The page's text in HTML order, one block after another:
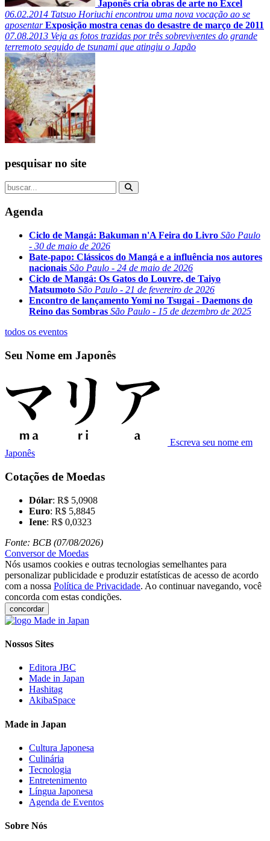
Japonês cria obras de arte no Excel
06.02.2014 Tatsuo Horiuchi encontrou uma nova vocação ao se
aposentar Exposição mostra cenas do desastre de março de 2011
07.08.2013 Veja as fotos trazidas por três sobreviventes do grande
terremoto seguido de tsunami que atingiu o Japão
pesquisar no site
Agenda
Ciclo de Mangá: Bakuman n'A Feira do Livro São Paulo
- 30 de maio de 2026
Bate-papo: Clássicos do Mangá e a influência nos autores
nacionais São Paulo - 24 de maio de 2026
Ciclo de Mangá: Os Gatos do Louvre, de Taiyo
Matsumoto São Paulo - 21 de fevereiro de 2026
Encontro de lançamento Yomi no Tsugai - Daemons do
Reino das Sombras São Paulo - 15 de dezembro de 2025
todos os eventos
Seu Nome em Japonês
Escreva seu nome em
Japonês
Cotações de Moedas
Dólar: R$ 5,0908
Euro: R$ 5,8845
Iene: R$ 0,0323
Fonte: BCB (07/08/2026)
Conversor de Moedas
Nós usamos cookies e outras tecnologias semelhantes para
personalizar publicidade e produzir estatísticas de acesso de acordo
com a nossa Política de Privacidade. Ao continuar navegando, você
concorda com estas condições.
concordar
Nossos Sites
Editora JBC
Made in Japan
Hashitag
AkibaSpace
Made in Japan
Cultura Japonesa
Culinária
Tecnologia
Entretenimento
Língua Japonesa
Agenda de Eventos
Sobre Nós